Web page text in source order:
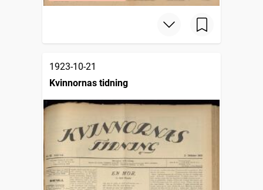
1923-10-21
Kvinnornas tidning